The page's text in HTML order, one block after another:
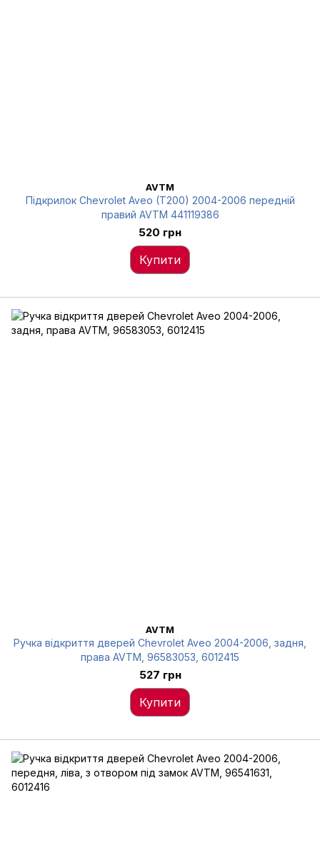
AVTM
Підкрилок Chevrolet Aveo (T200) 2004-2006 передній
правий AVTM 441119386
520 грн
Купити
AVTM
Ручка відкриття дверей Chevrolet Aveo 2004-2006, задня,
права AVTM, 96583053, 6012415
527 грн
Купити